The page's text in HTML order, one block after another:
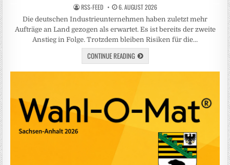
RSS-FEED 6. AUGUST 2026
Die deutschen Industrieunternehmen haben zuletzt mehr
Aufträge an Land gezogen als erwartet. Es ist bereits der zweite
Anstieg in Folge. Trotzdem bleiben Risiken für die…
CONTINUE READING